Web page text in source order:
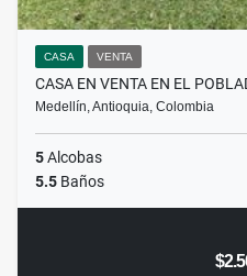
CASA VENTA
CASA EN VENTA EN EL
Medellín, Antioquia, Colombia
5Alcobas
5.5 Baños